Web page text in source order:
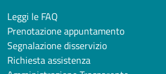
Leggi le FAQ
Prenotazione appuntamento
Segnalazione disservizio
Richiesta assistenza